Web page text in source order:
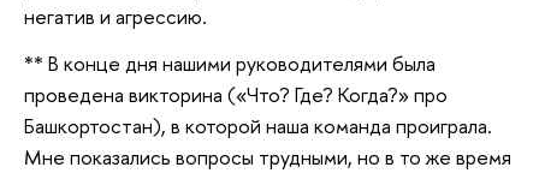
негатив и агрессию.
** В конце дня нашими руководителями была
проведена викторина («Что? Где? Когда?» про
Башкортостан), в которой наша команда проиграла.
Мне показались вопросы трудными, но в то же время